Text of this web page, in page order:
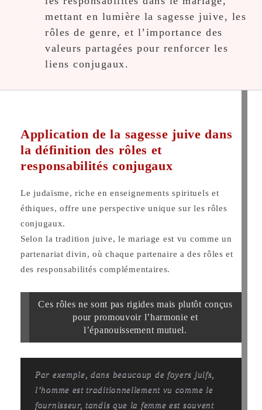
mettant en lumière la sagesse juive, les
rôles de genre, et l’importance des
valeurs partagées pour renforcer les
liens conjugaux.
Application de la sagesse juive dans
la définition des rôles et
responsabilités conjugaux
Le judaïsme, riche en enseignements spirituels et
éthiques, offre une perspective unique sur les rôles
conjugaux.
Selon la tradition juive, le mariage est vu comme un
partenariat divin, où chaque partenaire a des rôles et
des responsabilités complémentaires.
Ces rôles ne sont pas rigides mais plutôt conçus
pour promouvoir l’harmonie et
l’épanouissement mutuel.
Par exemple, dans beaucoup de foyers juifs,
l’homme est traditionnellement vu comme le
fournisseur, tandis que la femme est souvent